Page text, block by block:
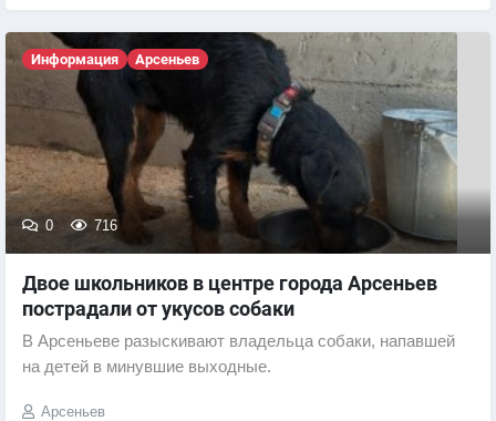
Информация Арсеньев
0 716
Двое школьников в центре города Арсеньев
пострадали от укусов собаки
В Арсеньеве разыскивают владельца собаки, напавшей
на детей в минувшие выходные.
Арсеньев